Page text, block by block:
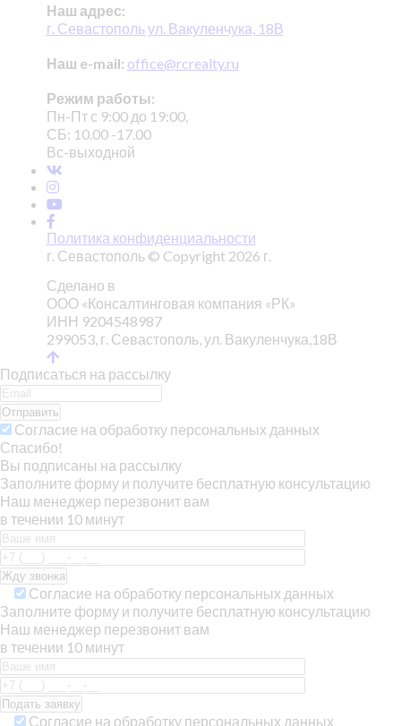
Наш адрес:
г. Севастополь ул. Вакуленчука, 18В
Наш e-mail: office@rcrealty.ru
Режим работы:
Пн-Пт с 9:00 до 19:00,
СБ: 10.00 -17.00
Вс-выходной
Политика конфиденциальности
г. Севастополь © Copyright 2026 г.
Сделано в
ООО «Консалтинговая компания «РК»
ИНН 9204548987
299053, г. Севастополь, ул. Вакуленчука,18В
Подписаться на рассылку
Отправить
Согласие на обработку персональных данных
Спасибо!
Вы подписаны на рассылку
Заполните форму и получите бесплатную консультацию
Наш менеджер перезвонит вам
в течении 10 минут
Согласие на обработку персональных данных
Заполните форму и получите бесплатную консультацию
Наш менеджер перезвонит вам
в течении 10 минут
Согласие на обработку персональных данных